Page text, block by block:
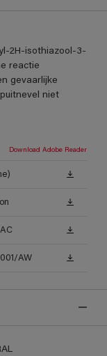
2H-isothiazool-3-
reactie
gevaarlijke
niet
Download Adobe Reader
AW